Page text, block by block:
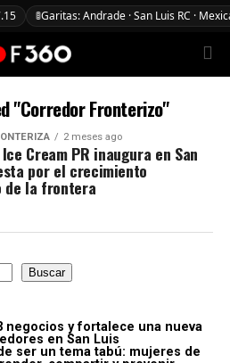
🚦Garitas: Andrade · San Luis RC ·
"Corredor Fronterizo"
2 meses ago
Cream PR inaugura en San
por el crecimiento
de la frontera
Buscar
negocios y fortalece una nueva
en San Luis
ser un tema tabú: mujeres de